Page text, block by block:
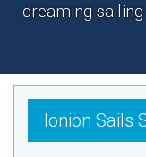
dreaming
Ionion Sails